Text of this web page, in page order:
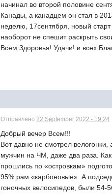
начинал во второй половине
Канады, а канадцем он стал в
неделю, 17сентября, новый
наоборот не спешит раскрыть
Всем Здоровья! Удачи! и всех
Отправлено22 September 2022 - 19:24
Добрый вечер Всем!!!
Вот давно не смотрел
мужчин на ЧМ, даже два раза.
прошлись по «островкам»
95% рам «карбоновые». А
гоночных велосипедов, были 54-